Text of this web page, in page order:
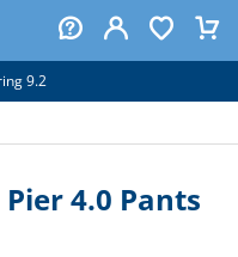
9.2
4.0 Pants